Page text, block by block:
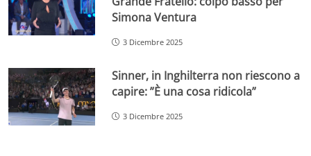
Simona Ventura
3 Dicembre 2025
Sinner, in Inghilterra non riescono a
capire: ”È una cosa ridicola”
3 Dicembre 2025